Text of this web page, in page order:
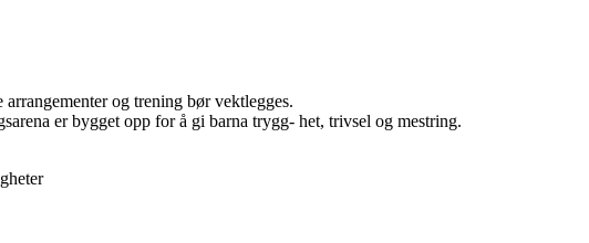
og trening bør vektlegges.
er bygget opp for å gi barna trygg- het, trivsel og mestring.